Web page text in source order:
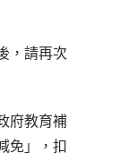
，請再次
府教育補
免」，扣